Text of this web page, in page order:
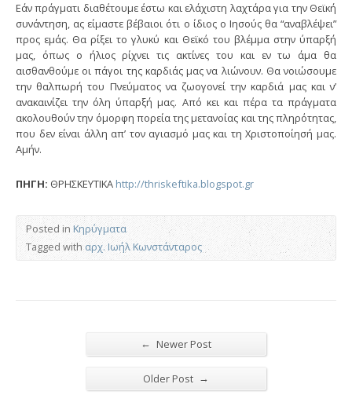
Εάν πράγματι διαθέτουμε έστω και ελάχιστη λαχτάρα για την Θεϊκή
συνάντηση, ας είμαστε βέβαιοι ότι ο ίδιος ο Ιησούς θα “αναβλέψει”
προς εμάς. Θα ρίξει το γλυκύ και Θεϊκό του βλέμμα στην ύπαρξή
μας, όπως ο ήλιος ρίχνει τις ακτίνες του και εν τω άμα θα
αισθανθούμε οι πάγοι της καρδιάς μας να λιώνουν. Θα νοιώσουμε
την θαλπωρή του Πνεύματος να ζωογονεί την καρδιά μας και ν’
ανακαινίζει την όλη ύπαρξή μας. Από κει και πέρα τα πράγματα
ακολουθούν την όμορφη πορεία της μετανοίας και της πληρότητας,
που δεν είναι άλλη απ’ τον αγιασμό μας και τη Χριστοποίησή μας.
Αμήν.
ΠΗΓΗ: ΘΡΗΣΚΕΥΤΙΚΑ http://thriskeftika.blogspot.gr
Posted in Κηρύγματα
Tagged withαρχ. Ιωήλ Κωνστάνταρος
← Newer Post
Older Post →